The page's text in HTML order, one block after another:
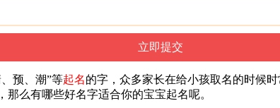
预、潮”等起名的字，众多家长在给小孩取名的时候
么有哪些好名字适合你的宝宝起名呢。